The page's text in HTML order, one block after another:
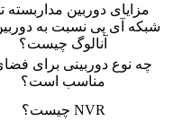
مزایای دوربین
شبکه آی پی نسبت به
آنالوگ چیست؟
چه نوع دوربینی برای
مناسب است؟
NVR چیست؟